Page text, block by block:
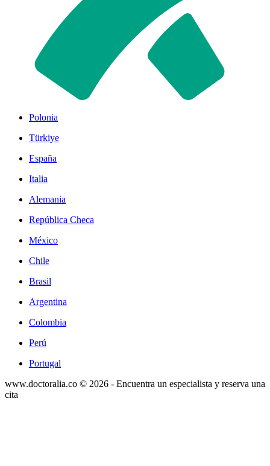
Polonia
Türkiye
España
Italia
Alemania
República Checa
México
Chile
Brasil
Argentina
Colombia
Perú
Portugal
www.doctoralia.co © 2026 - Encuentra un especialista y reserva una
cita